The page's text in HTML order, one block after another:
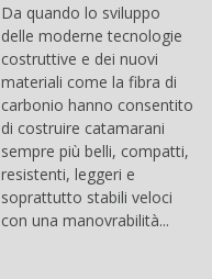
Da quando lo sviluppo
delle moderne tecnologie
costruttive e dei nuovi
materiali come la fibra di
carbonio hanno consentito
di costruire catamarani
sempre più belli, compatti,
resistenti, leggeri e
soprattutto stabili veloci
con una manovrabilità...